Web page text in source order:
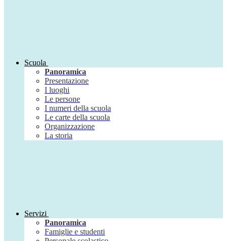
Scuola
Panoramica
Presentazione
I luoghi
Le persone
I numeri della scuola
Le carte della scuola
Organizzazione
La storia
Servizi
Panoramica
Famiglie e studenti